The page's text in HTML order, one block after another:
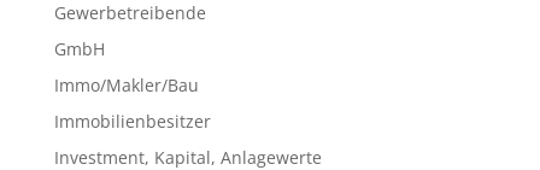
Gewerbetreibende
GmbH
Immo/Makler/Bau
Immobilienbesitzer
Investment, Kapital, Anlagewerte